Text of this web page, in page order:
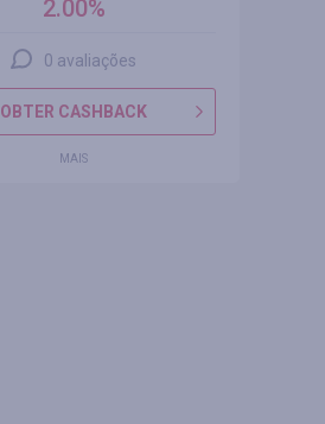
2.00%
0 avaliações
OBTER CASHBACK
MAIS